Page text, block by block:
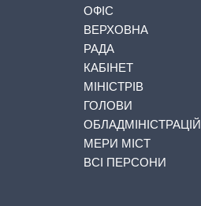
ОФІС
ВЕРХОВНА
РАДА
КАБІНЕТ
МІНІСТРІВ
ГОЛОВИ
ОБЛАДМІНІСТРАЦІЙ
МЕРИ МІСТ
ВСІ ПЕРСОНИ